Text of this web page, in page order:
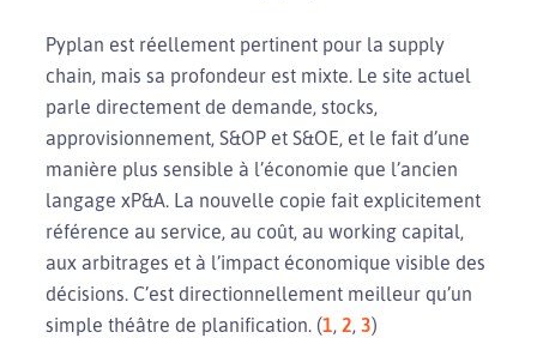
Pyplan est réellement pertinent pour la supply
chain, mais sa profondeur est mixte. Le site actuel
parle directement de demande, stocks,
approvisionnement, S&OP et S&OE, et le fait d’une
manière plus sensible à l’économie que l’ancien
langage xP&A. La nouvelle copie fait explicitement
référence au service, au coût, au working capital,
aux arbitrages et à l’impact économique visible des
décisions. C’est directionnellement meilleur qu’un
simple théâtre de planification. (1, 2, 3)